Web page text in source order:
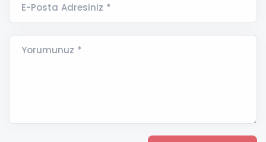
E-Posta Adresiniz *
Yorumunuz *